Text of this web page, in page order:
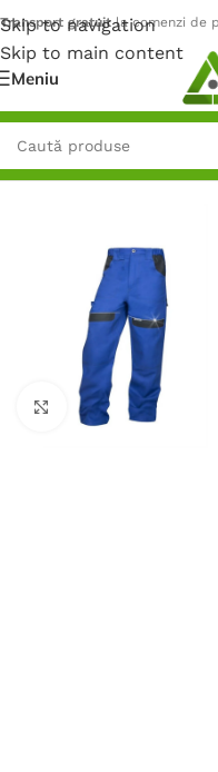
Skip to navigation
Skip to main content
Transport gratuitla comenzi de
Meniu
Prima pagină/
Faceți click pentru